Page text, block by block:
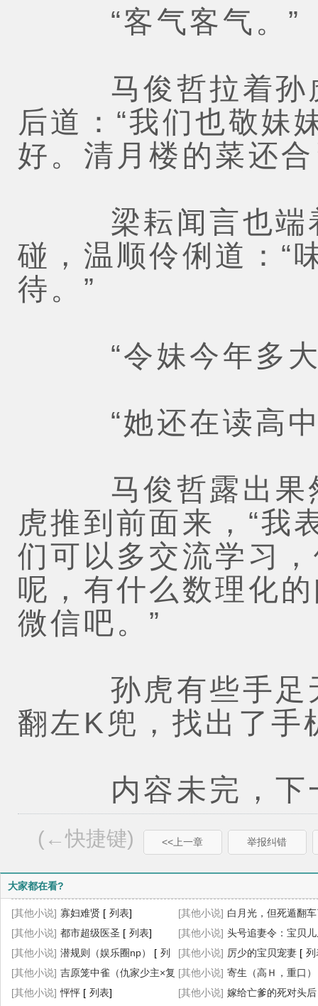
“客气客气。”
马俊哲拉着孙虎
后道：“我们也敬妹
好。清月楼的菜还
梁耘闻言也端着
碰，温顺伶俐道：“
待。”
“令妹今年多大
“她还在读高中
马俊哲露出果然
虎推到前面来，“我
们可以多交流学习
呢，有什么数理化
微信吧。”
孙虎有些手足无
翻左K兜，找出了手
内容未完，下
(←快捷键) <<上一章 举报纠错
大家都在看?
[其他小说] 寡妇难贤 [ 列表] [其他小说] 白月光，但死遁翻
（NPH）[ 列表]
[其他小说] 都市超级医圣 [ 列表] [其他小说] 头号追妻令：宝贝
吧！[ 列表 ]
[其他小说] 潜规则（娱乐圈np） [ 列
表]
[其他小说] 厉少的宝贝宠妻 [ 列
[其他小说] 吉原笼中雀（仇家少主×复
仇花魁）[ 列表
[其他小说] 寄生（高Ｈ，重口）
表]
[其他小说] 怦怦 [ 列表] [其他小说] 嫁给亡爹的死对头后